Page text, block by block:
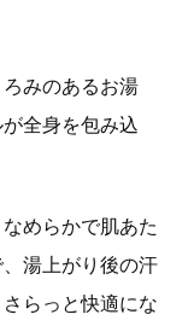
ろみのあるお湯
全身を包み込
めらかで肌あた
湯上がり後の汗
らっと快適にな